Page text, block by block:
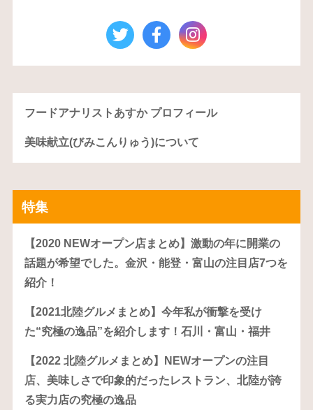
フードアナリストあすか プロフィール
美味献立(びみこんりゅう)について
特集
【2020 NEWオープン店まとめ】激動の年に開業の
話題が希望でした。金沢・能登・富山の注目店7つを
紹介！
【2021北陸グルメまとめ】今年私が衝撃を受け
た“究極の逸品”を紹介します！石川・富山・福井
【2022 北陸グルメまとめ】NEWオープンの注目
店、美味しさで印象的だったレストラン、北陸が誇
る実力店の究極の逸品